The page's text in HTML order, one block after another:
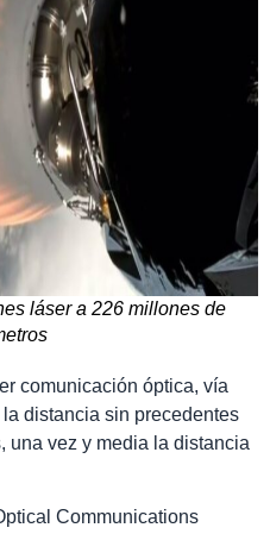
láser a 226 millones de
comunicación óptica, vía
distancia sin precedentes
una vez y media la distancia
Communications